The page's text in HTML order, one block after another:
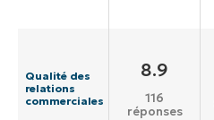
Qualité des
relations
commerciales
8.9
116
réponses